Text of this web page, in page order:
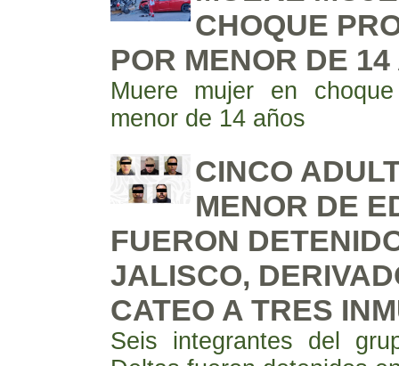
CHOQUE
POR MENOR DE
Muere mujer en
menor de 14 años
CINCO
MENOR DE
FUERON
JALISCO,
CATEO A TRES
Seis integrantes del